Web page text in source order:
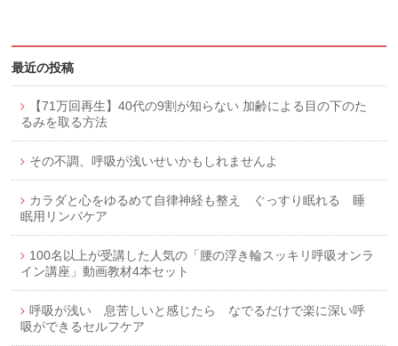
最近の投稿
【71万回再生】40代の9割が知らない 加齢による目の下のた
るみを取る方法
その不調、呼吸が浅いせいかもしれませんよ
カラダと心をゆるめて自律神経も整え ぐっすり眠れる 睡
眠用リンパケア
100名以上が受講した人気の「腰の浮き輪スッキリ呼吸オンラ
イン講座」動画教材4本セット
呼吸が浅い 息苦しいと感じたら なでるだけで楽に深い呼
吸ができるセルフケア